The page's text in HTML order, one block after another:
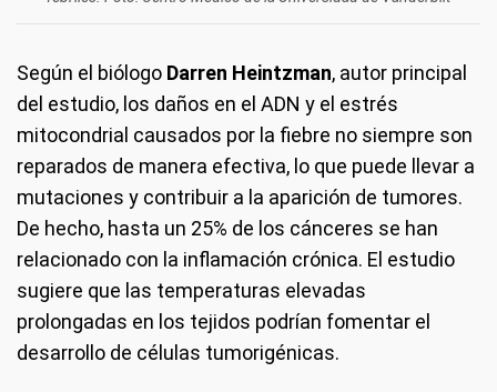
Según el biólogo Darren Heintzman, autor principal
del estudio, los daños en el ADN y el estrés
mitocondrial causados por la fiebre no siempre son
reparados de manera efectiva, lo que puede llevar a
mutaciones y contribuir a la aparición de tumores.
De hecho, hasta un 25% de los cánceres se han
relacionado con la inflamación crónica. El estudio
sugiere que las temperaturas elevadas
prolongadas en los tejidos podrían fomentar el
desarrollo de células tumorigénicas.